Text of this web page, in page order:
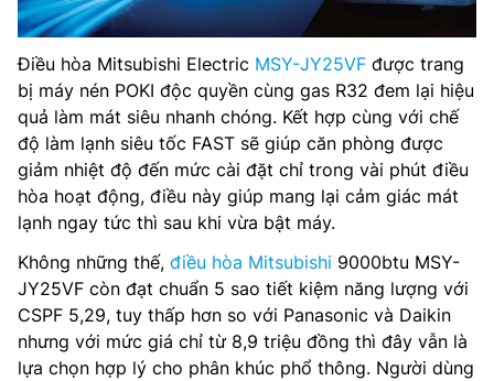
Điều hòa Mitsubishi Electric MSY-JY25VF được trang
bị máy nén POKI độc quyền cùng gas R32 đem lại hiệu
quả làm mát siêu nhanh chóng. Kết hợp cùng với chế
độ làm lạnh siêu tốc FAST sẽ giúp căn phòng được
giảm nhiệt độ đến mức cài đặt chỉ trong vài phút điều
hòa hoạt động, điều này giúp mang lại cảm giác mát
lạnh ngay tức thì sau khi vừa bật máy.
Không những thế, điều hòa Mitsubishi 9000btu MSY-
JY25VF còn đạt chuẩn 5 sao tiết kiệm năng lượng với
CSPF 5,29, tuy thấp hơn so với Panasonic và Daikin
nhưng với mức giá chỉ từ 8,9 triệu đồng thì đây vẫn là
lựa chọn hợp lý cho phân khúc phổ thông. Người dùng